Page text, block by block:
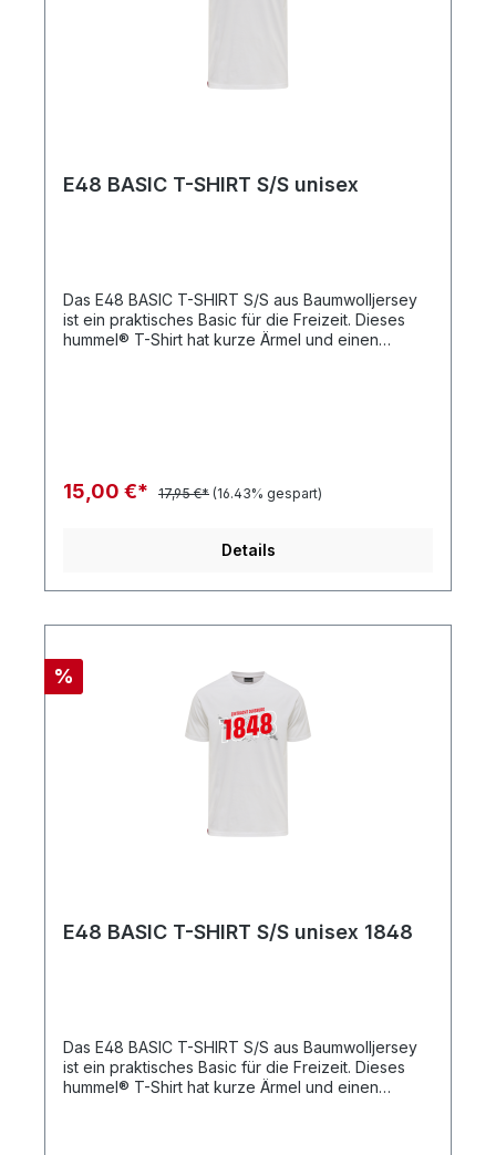
E48 BASIC T-SHIRT S/S unisex
Das E48 BASIC T-SHIRT S/S aus Baumwolljersey
ist ein praktisches Basic für die Freizeit. Dieses
hummel® T-Shirt hat kurze Ärmel und einen
15,00 €* 17,95 €* (16.43% gespart)
Details
%
E48 BASIC T-SHIRT S/S unisex 1848
Das E48 BASIC T-SHIRT S/S aus Baumwolljersey
ist ein praktisches Basic für die Freizeit. Dieses
hummel® T-Shirt hat kurze Ärmel und einen